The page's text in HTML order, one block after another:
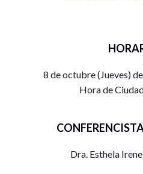
8 de octubre (Jueves)
Hora de
Dra. Esthela